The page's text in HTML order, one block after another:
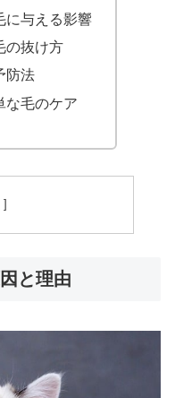
に与える影響
の抜け方
防法
な毛のケア
と理由